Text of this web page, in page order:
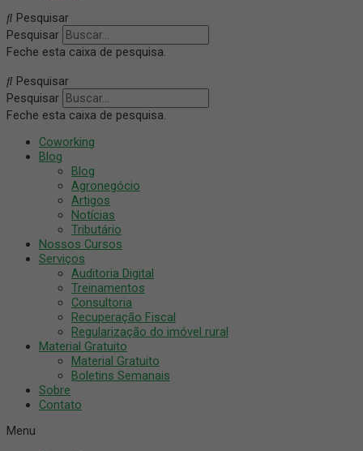
Pesquisar
Pesquisar
Feche esta caixa de pesquisa.
Pesquisar
Pesquisar
Feche esta caixa de pesquisa.
Coworking
Blog
Blog
Agronegócio
Artigos
Notícias
Tributário
Nossos Cursos
Serviços
Auditoria Digital
Treinamentos
Consultoria
Recuperação Fiscal
Regularização do imóvel rural
Material Gratuito
Material Gratuito
Boletins Semanais
Sobre
Contato
Menu